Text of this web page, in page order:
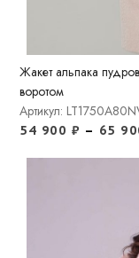
Жакет альпака
воротом
Артикул:
54 900 ₽ – 65